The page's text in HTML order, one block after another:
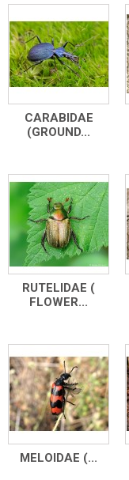
CARABIDAE
(GROUND...
RUTELIDAE (
FLOWER...
MELOIDAE (...